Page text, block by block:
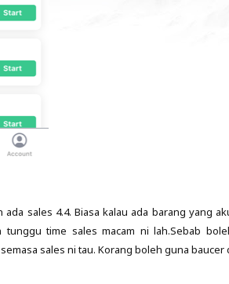
ada sales 4.4. Biasa kalau ada barang yang
time sales macam ni lah.Sebab
sales ni tau. Korang boleh guna baucer